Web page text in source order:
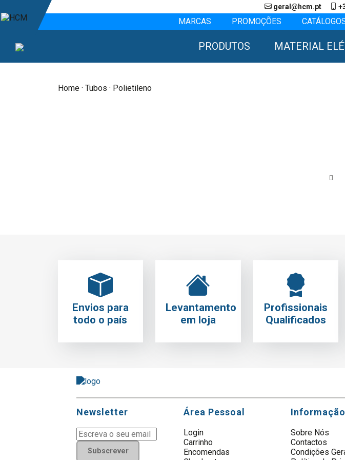
geral@hcm.pt
MARCAS
PROMOÇÕES
PRODUTOS MATERIAL
Home· Tubos · Polietileno
Envios para
todo o país
Levantamento
em loja
Profissionais
Qualificados
Newsletter
Subscrever
Área Pessoal
Login
Carrinho
Encomendas
Informação
Sobre Nós
Contactos
Condições